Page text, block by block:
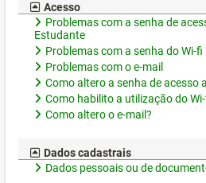
Acesso
Problemas com a senha de
Estudante
Problemas com a senha do Wi-fi
Problemas com o e-mail
Como altero a senha de acesso
Como habilito a utilização do Wi-
Como altero o e-mail?
Dados cadastrais
Dados pessoais ou de